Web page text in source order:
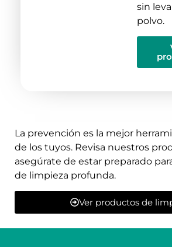
sin
polvo.
La prevención es la mejor
de los tuyos. Revisa nuestros
asegúrate de estar preparado
de limpieza profunda.
Ver productos de